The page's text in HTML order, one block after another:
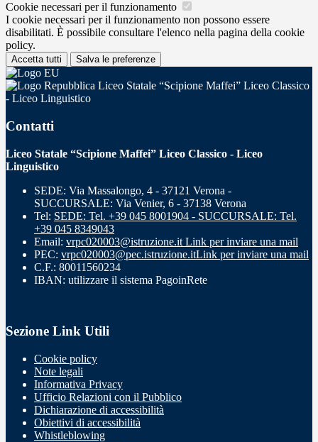
Cookie necessari per il funzionamento
I cookie necessari per il funzionamento non possono essere
disabilitati. È possibile consultare l'elenco nella pagina della cookie
policy.
Accetta tutti Salva le preferenze
Liceo Statale “Scipione Maffei” Liceo Classico
- Liceo Linguistico
Contatti
Liceo Statale “Scipione Maffei” Liceo Classico - Liceo
Linguistico
SEDE: Via Massalongo, 4 - 37121 Verona -
SUCCURSALE: Via Venier, 6 - 37138 Verona
Tel: SEDE: Tel. +39 045 8001904 - SUCCURSALE: Tel.
+39 045 8349043
Email: vrpc020003@istruzione.it Link per inviare una mail
PEC: vrpc020003@pec.istruzione.itLink per inviare una mail
C.F.: 80011560234
IBAN: utilizzare il sistema PagoinRete
Sezione Link Utili
Cookie policy
Note legali
Informativa Privacy
Ufficio Relazioni con il Pubblico
Dichiarazione di accessibilità
Obiettivi di accessibilità
Whistleblowing